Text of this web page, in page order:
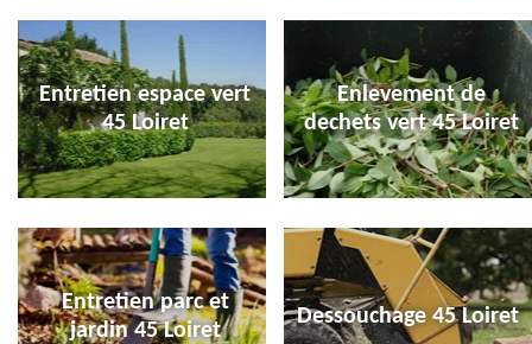
Entretien espace vert
45 Loiret
Enlevement de
dechets vert 45 Loiret
Entretien parc et
jardin 45 Loiret
Dessouchage 45 Loiret